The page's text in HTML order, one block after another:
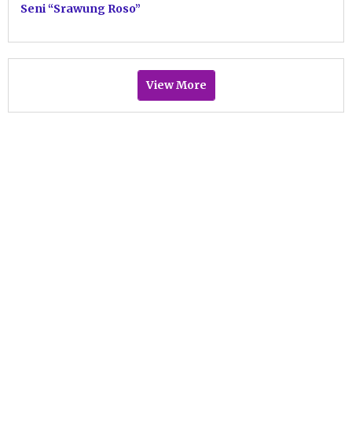
Seni “Srawung Roso”
View More